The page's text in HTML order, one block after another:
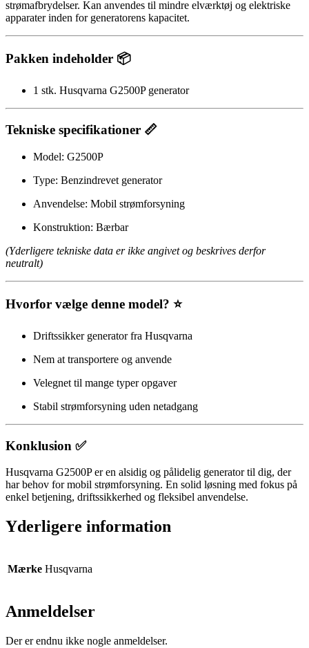
strømafbrydelser. Kan anvendes til mindre elværktøj og elektriske
apparater inden for generatorens kapacitet.
Pakken indeholder 📦
1 stk. Husqvarna G2500P generator
Tekniske specifikationer 📏
Model: G2500P
Type: Benzindrevet generator
Anvendelse: Mobil strømforsyning
Konstruktion: Bærbar
(Yderligere tekniske data er ikke angivet og beskrives derfor
neutralt)
Hvorfor vælge denne model? ⭐
Driftssikker generator fra Husqvarna
Nem at transportere og anvende
Velegnet til mange typer opgaver
Stabil strømforsyning uden netadgang
Konklusion ✅
Husqvarna G2500P er en alsidig og pålidelig generator til dig, der
har behov for mobil strømforsyning. En solid løsning med fokus på
enkel betjening, driftssikkerhed og fleksibel anvendelse.
Yderligere information
Mærke Husqvarna
Anmeldelser
Der er endnu ikke nogle anmeldelser.